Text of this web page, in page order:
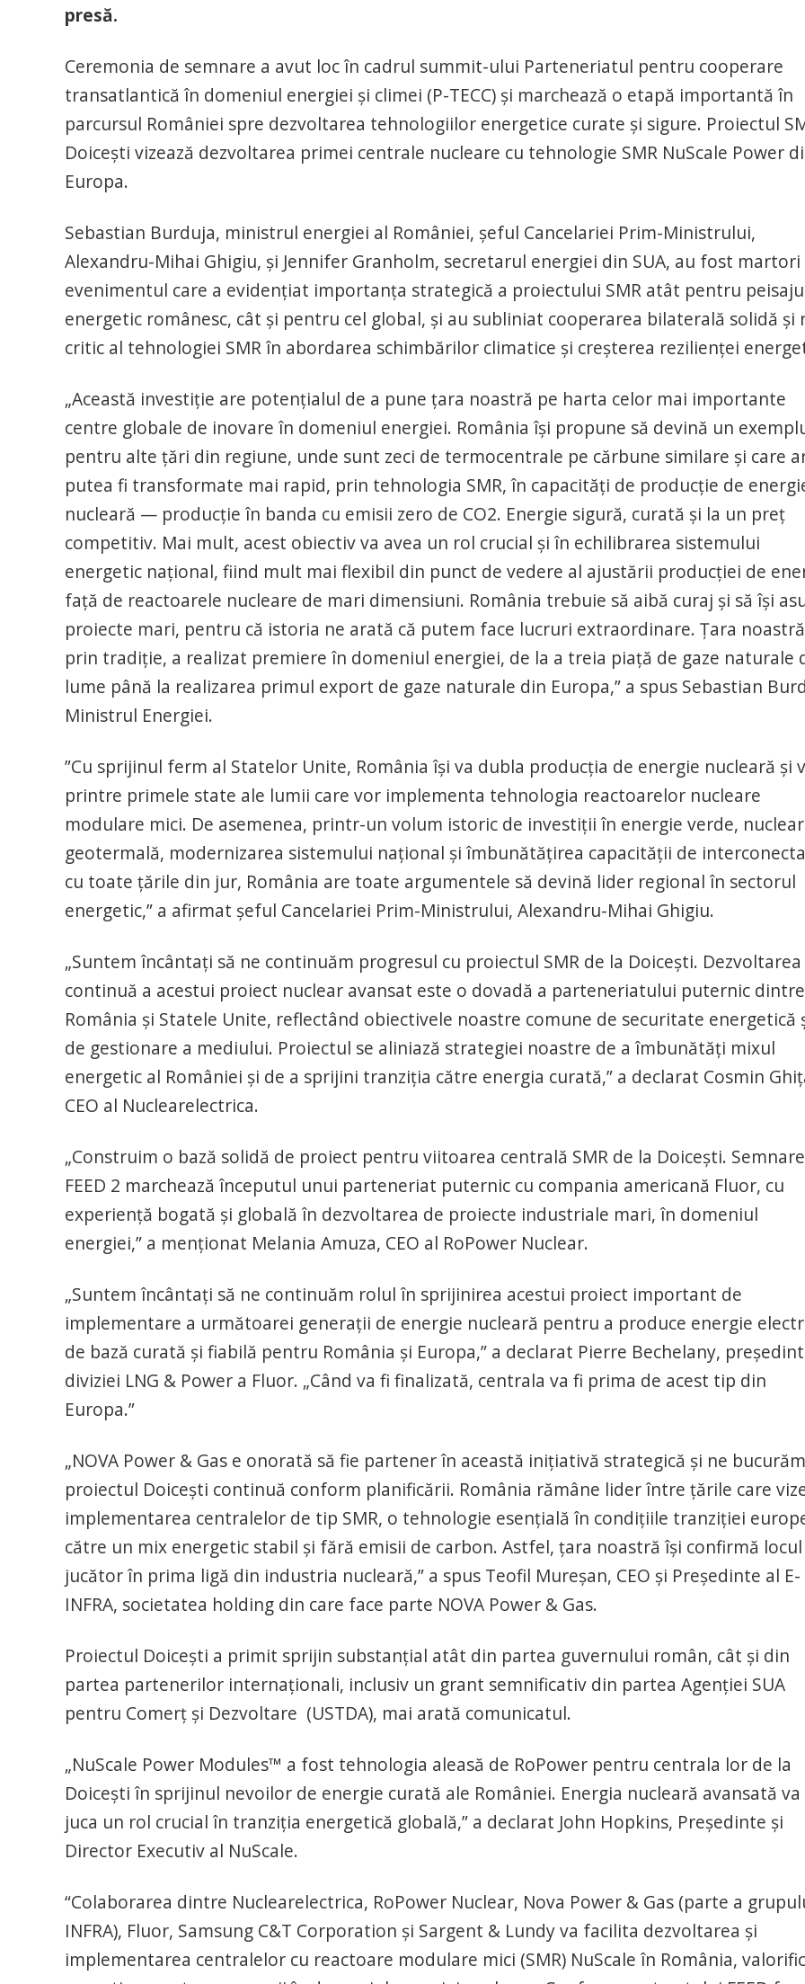
presă.
Ceremonia de semnare a avut loc în cadrul summit-ului Parteneriatul pentru cooperare
transatlantică în domeniul energiei și climei (P-TECC) și marchează o etapă importantă în
parcursul României spre dezvoltarea tehnologiilor energetice curate și sigure. Proiectul
Doicești vizează dezvoltarea primei centrale nucleare cu tehnologie SMR NuScale Power
Europa.
Sebastian Burduja, ministrul energiei al României, șeful Cancelariei Prim-Ministrului,
Alexandru-Mihai Ghigiu, și Jennifer Granholm, secretarul energiei din SUA, au fost martori
evenimentul care a evidențiat importanța strategică a proiectului SMR atât pentru
energetic românesc, cât și pentru cel global, și au subliniat cooperarea bilaterală solidă și
critic al tehnologiei SMR în abordarea schimbărilor climatice și creșterea rezilienței
„Această investiție are potențialul de a pune țara noastră pe harta celor mai importante
centre globale de inovare în domeniul energiei. România își propune să devină un
pentru alte țări din regiune, unde sunt zeci de termocentrale pe cărbune similare și care
putea fi transformate mai rapid, prin tehnologia SMR, în capacități de producție de
nucleară — producție în banda cu emisii zero de CO2. Energie sigură, curată și la un preț
competitiv. Mai mult, acest obiectiv va avea un rol crucial și în echilibrarea sistemului
energetic național, fiind mult mai flexibil din punct de vedere al ajustării producției de
față de reactoarele nucleare de mari dimensiuni. România trebuie să aibă curaj și să își
proiecte mari, pentru că istoria ne arată că putem face lucruri extraordinare. Țara
prin tradiție, a realizat premiere în domeniul energiei, de la a treia piață de gaze naturale
lume până la realizarea primul export de gaze naturale din Europa,” a spus Sebastian
Ministrul Energiei.
”Cu sprijinul ferm al Statelor Unite, România își va dubla producția de energie nucleară și
printre primele state ale lumii care vor implementa tehnologia reactoarelor nucleare
modulare mici. De asemenea, printr-un volum istoric de investiții în energie verde,
geotermală, modernizarea sistemului național și îmbunătățirea capacității de
cu toate țările din jur, România are toate argumentele să devină lider regional în sectorul
energetic,” a afirmat șeful Cancelariei Prim-Ministrului, Alexandru-Mihai Ghigiu.
„Suntem încântați să ne continuăm progresul cu proiectul SMR de la Doicești. Dezvoltarea
continuă a acestui proiect nuclear avansat este o dovadă a parteneriatului puternic dintre
România și Statele Unite, reflectând obiectivele noastre comune de securitate energetică
de gestionare a mediului. Proiectul se aliniază strategiei noastre de a îmbunătăți mixul
energetic al României și de a sprijini tranziția către energia curată,” a declarat Cosmin
CEO al Nuclearelectrica.
„Construim o bază solidă de proiect pentru viitoarea centrală SMR de la Doicești.
FEED 2 marchează începutul unui parteneriat puternic cu compania americană Fluor, cu
experiență bogată și globală în dezvoltarea de proiecte industriale mari, în domeniul
energiei,” a menționat Melania Amuza, CEO al RoPower Nuclear.
„Suntem încântați să ne continuăm rolul în sprijinirea acestui proiect important de
implementare a următoarei generații de energie nucleară pentru a produce energie
de bază curată și fiabilă pentru România și Europa,” a declarat Pierre Bechelany,
diviziei LNG & Power a Fluor. „Când va fi finalizată, centrala va fi prima de acest tip din
Europa.”
„NOVA Power & Gas e onorată să fie partener în această inițiativă strategică și ne
proiectul Doicești continuă conform planificării. România rămâne lider între țările care
implementarea centralelor de tip SMR, o tehnologie esențială în condițiile tranziției
către un mix energetic stabil și fără emisii de carbon. Astfel, țara noastră îşi confirmă
jucător în prima ligă din industria nucleară,” a spus Teofil Mureșan, CEO și Președinte al E-
INFRA, societatea holding din care face parte NOVA Power & Gas.
Proiectul Doicești a primit sprijin substanțial atât din partea guvernului român, cât și din
partea partenerilor internaționali, inclusiv un grant semnificativ din partea Agenției SUA
pentru Comerț și Dezvoltare (USTDA), mai arată comunicatul.
„NuScale Power Modules™ a fost tehnologia aleasă de RoPower pentru centrala lor de la
Doicești în sprijinul nevoilor de energie curată ale României. Energia nucleară avansată va
juca un rol crucial în tranziția energetică globală,” a declarat John Hopkins, Președinte și
Director Executiv al NuScale.
“Colaborarea dintre Nuclearelectrica, RoPower Nuclear, Nova Power & Gas (parte a
INFRA), Fluor, Samsung C&T Corporation și Sargent & Lundy va facilita dezvoltarea și
implementarea centralelor cu reactoare modulare mici (SMR) NuScale în România,